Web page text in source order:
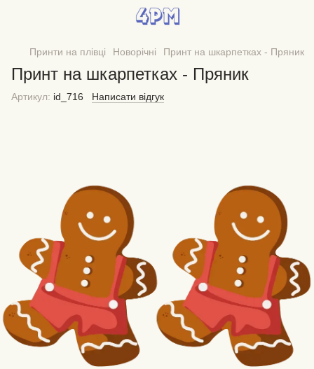
Принти на плівці Новорічні Принт на шкарпетках - Пряник
Принт на шкарпетках - Пряник
Артикул: id_716 Написати відгук